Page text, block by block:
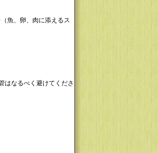
魚、卵、肉に添えるス
はなるべく避けてくださ